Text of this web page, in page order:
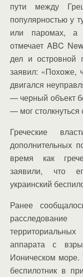
пути между
популярностью у
или паромах, а
отмечает ABC
дел и островной
заявил: «Похоже,
двигался
— черный объект
— мог столкнуться
Греческие
дополнительных
время как
заявили, что
украинский
Ранее
аппарата с
Ионическом
беспилотник в